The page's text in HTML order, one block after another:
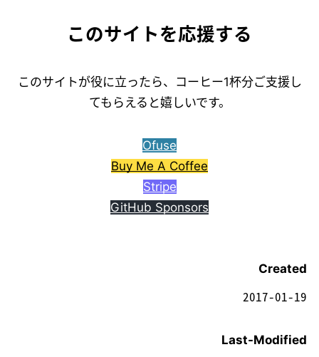
このサイトを応援する
このサイトが役に立ったら、コーヒー1杯分ご支援し
てもらえると嬉しいです。
Ofuse
Buy Me A Coffee
Stripe
GitHub Sponsors
Created
2017-01-19
Last-Modified